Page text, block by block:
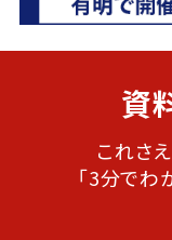
資
これさ
「3分でわ